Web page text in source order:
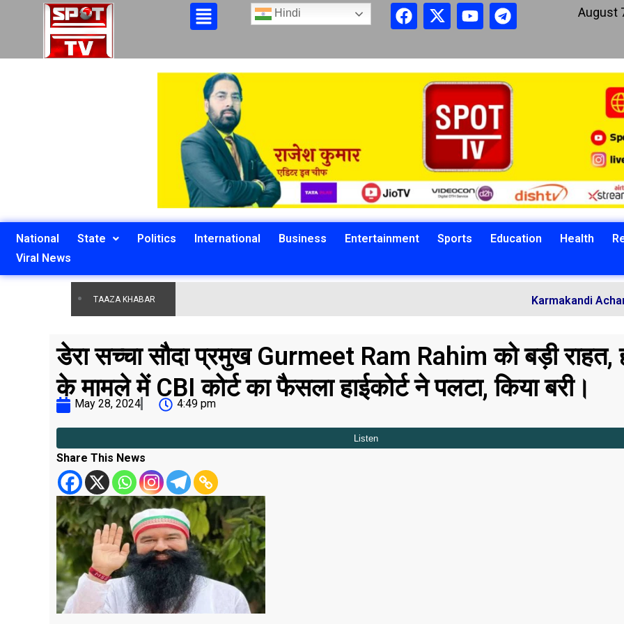
Hindi August
National State Politics International Business Entertainment Sports Education Health
Viral News
TAAZA KHABAR Karmakandi Acharya
डेरा सच्चा सौदा प्रमुख Gurmeet Ram Rahim को बड़ी राहत,
के मामले में CBI कोर्ट का फैसला हाईकोर्ट ने पलटा, किया बरी।
May 28, 2024 4:49 pm
Share This News